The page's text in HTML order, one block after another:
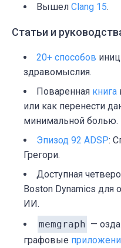
Вышел Clang 15.
Статьи и
20+ способов
здравомыслия.
Поваренная книга
или как перенести
минимальной болью.
Эпизод 92 ADSP:
Грегори.
Доступная
Boston Dynamics для
ИИ.
memgraph —
графовые